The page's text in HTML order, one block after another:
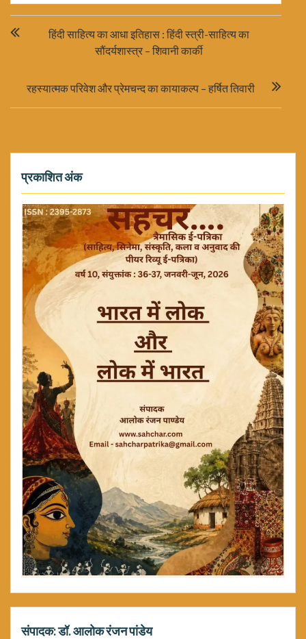
navigationहिंदी साहित्य का आधा इतिहास : हिंदी स्त्री-साहित्य का
सौंदर्यशास्त्र – शिवानी कार्की
रहस्यात्मक परिवेश और प्रेमचन्द का कायाकल्प – हर्षित तिवारी
प्रकाशित अंक
संपादक: डॉ. आलोक रंजन पांडेय